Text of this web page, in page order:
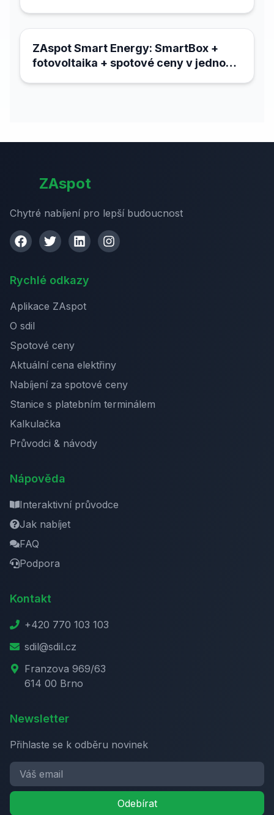
18. března 2026
ZAspot Smart Energy: SmartBox +
fotovoltaika + spotové ceny v jednom
ZAspot
Chytré nabíjení pro lepší budoucnost
Rychlé odkazy
Aplikace ZAspot
O sdil
Spotové ceny
Aktuální cena elektřiny
Nabíjení za spotové ceny
Stanice s platebním terminálem
Kalkulačka
Průvodci & návody
Nápověda
Interaktivní průvodce
Jak nabíjet
FAQ
Podpora
Kontakt
+420 770 103 103
sdil@sdil.cz
Franzova 969/63
614 00 Brno
Newsletter
Přihlaste se k odběru novinek
Odebírat